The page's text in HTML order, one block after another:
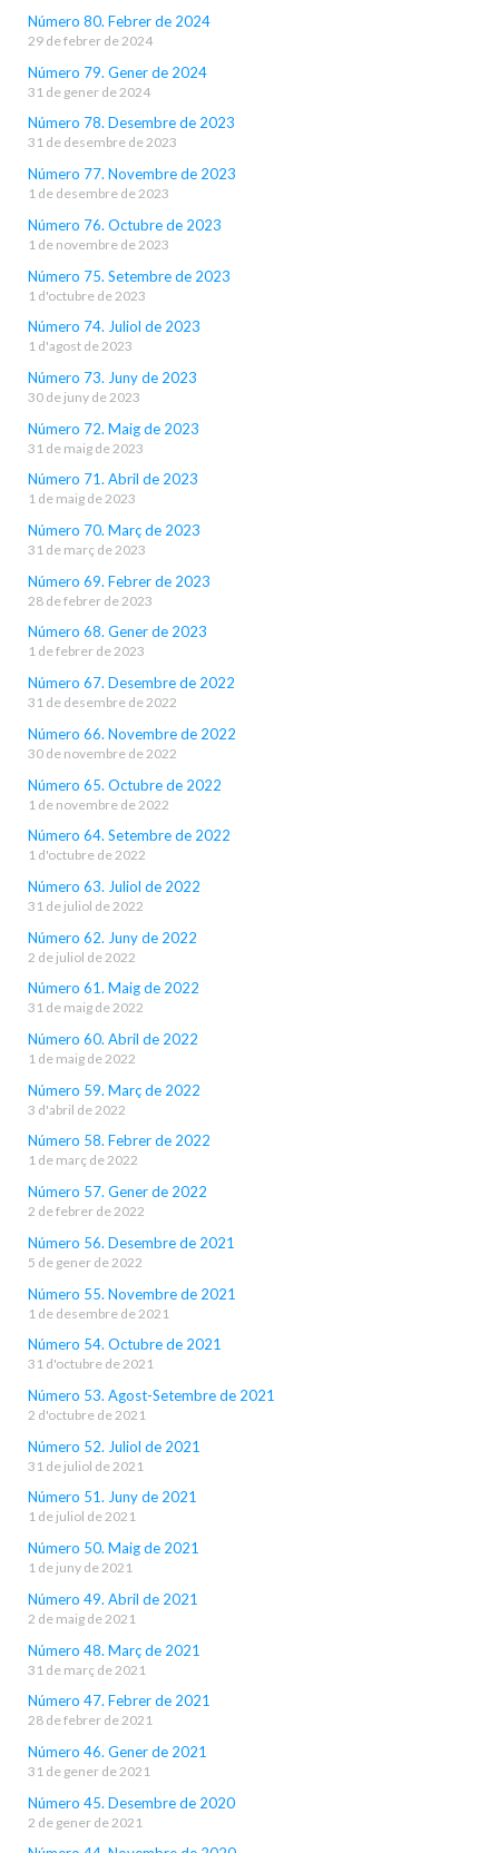
Número 80. Febrer de 2024
29 de febrer de 2024
Número 79. Gener de 2024
31 de gener de 2024
Número 78. Desembre de 2023
31 de desembre de 2023
Número 77. Novembre de 2023
1 de desembre de 2023
Número 76. Octubre de 2023
1 de novembre de 2023
Número 75. Setembre de 2023
1 d'octubre de 2023
Número 74. Juliol de 2023
1 d'agost de 2023
Número 73. Juny de 2023
30 de juny de 2023
Número 72. Maig de 2023
31 de maig de 2023
Número 71. Abril de 2023
1 de maig de 2023
Número 70. Març de 2023
31 de març de 2023
Número 69. Febrer de 2023
28 de febrer de 2023
Número 68. Gener de 2023
1 de febrer de 2023
Número 67. Desembre de 2022
31 de desembre de 2022
Número 66. Novembre de 2022
30 de novembre de 2022
Número 65. Octubre de 2022
1 de novembre de 2022
Número 64. Setembre de 2022
1 d'octubre de 2022
Número 63. Juliol de 2022
31 de juliol de 2022
Número 62. Juny de 2022
2 de juliol de 2022
Número 61. Maig de 2022
31 de maig de 2022
Número 60. Abril de 2022
1 de maig de 2022
Número 59. Març de 2022
3 d'abril de 2022
Número 58. Febrer de 2022
1 de març de 2022
Número 57. Gener de 2022
2 de febrer de 2022
Número 56. Desembre de 2021
5 de gener de 2022
Número 55. Novembre de 2021
1 de desembre de 2021
Número 54. Octubre de 2021
31 d'octubre de 2021
Número 53. Agost-Setembre de 2021
2 d'octubre de 2021
Número 52. Juliol de 2021
31 de juliol de 2021
Número 51. Juny de 2021
1 de juliol de 2021
Número 50. Maig de 2021
1 de juny de 2021
Número 49. Abril de 2021
2 de maig de 2021
Número 48. Març de 2021
31 de març de 2021
Número 47. Febrer de 2021
28 de febrer de 2021
Número 46. Gener de 2021
31 de gener de 2021
Número 45. Desembre de 2020
2 de gener de 2021